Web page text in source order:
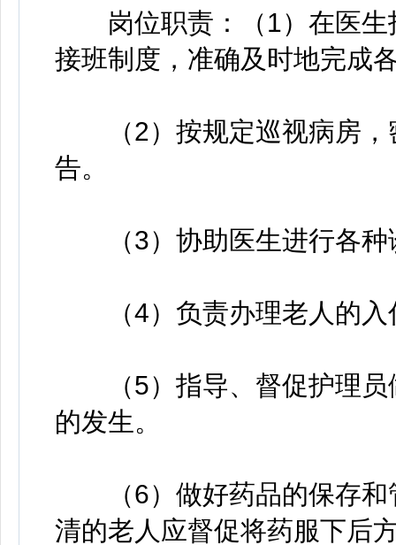
岗位职责：（1）在医生
接班制度，准确及时地完成
（2）按规定巡视病房，
告。
（3）协助医生进行各种
（4）负责办理老人的入
（5）指导、督促护理员
的发生。
（6）做好药品的保存和
清的老人应督促将药服下后